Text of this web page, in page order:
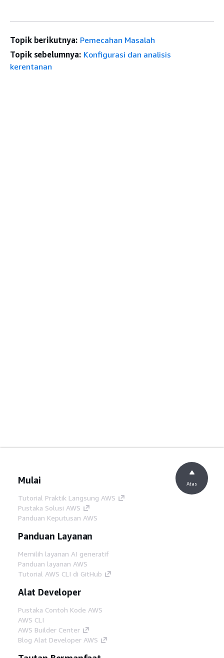
Topik berikutnya: Pemecahan Masalah
Topik sebelumnya: Konfigurasi dan analisis
kerentanan
Mulai
Tutorial Praktik Langsung AWS
Pustaka Solusi AWS
Panduan Keputusan AWS
Panduan Layanan
Memilih layanan AI generatif
Panduan layanan AWS
Tutorial AWS CLI di GitHub
Alat Developer
Pustaka Contoh Kode AWS
AWS CLI
AWS Builder Center
Blog Alat Developer AWS
Atas